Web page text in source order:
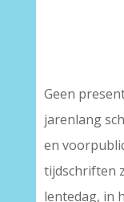
Geen
jarenlang
en
tijdschriften
lentedag, in